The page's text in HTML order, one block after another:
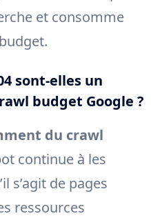
et consomme
sont-elles un
budget Google ?
du crawl
continue à les
s’agit de pages
ressources